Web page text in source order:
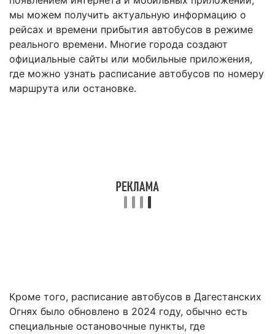
мы можем получить актуальную информацию о
рейсах и времени прибытия автобусов в режиме
реального времени. Многие города создают
официальные сайты или мобильные приложения,
где можно узнать расписание автобусов по номеру
маршрута или остановке.
Кроме того, расписание автобусов в Дагестанских
Огнях было обновлено в 2024 году, обычно есть
специальные остановочные пункты, где